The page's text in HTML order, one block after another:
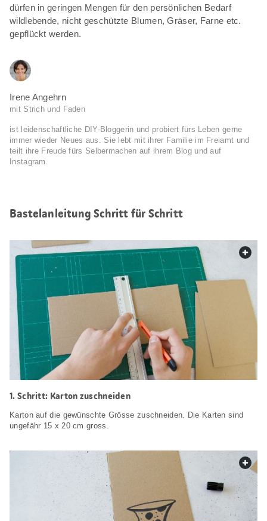
dürfen in geringen Mengen für den persönlichen Bedarf
wildlebende, nicht geschützte Blumen, Gräser, Farne etc.
gepflückt werden.
Irene Angehrn
mit Strich und Faden
ist leidenschaftliche DIY-Bloggerin und probiert fürs Leben gerne
immer wieder Neues aus. Sie lebt mit ihrer Familie im Freiamt und
teilt ihre Freude fürs Selbermachen auf ihrem Blog und auf
Instagram.
Bastelanleitung Schritt für Schritt
1. Schritt: Karton zuschneiden
Karton auf die gewünschte Grösse zuschneiden. Die Karten sind
ungefähr 15 x 20 cm gross.